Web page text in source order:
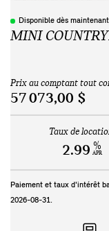
Disponible dès maintenant
MINI
Prix au comptant tout
57 073,00 $
Taux de
2.99 %
APR
Paiement et taux d'intérêt
2026-08-31.